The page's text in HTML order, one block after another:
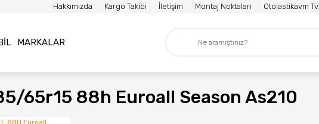
Hakkımızda Kargo Takibi İletişim Montaj Noktaları Otolastikavm Tv
MARKALAR
65r15 88h Euroall Season As210